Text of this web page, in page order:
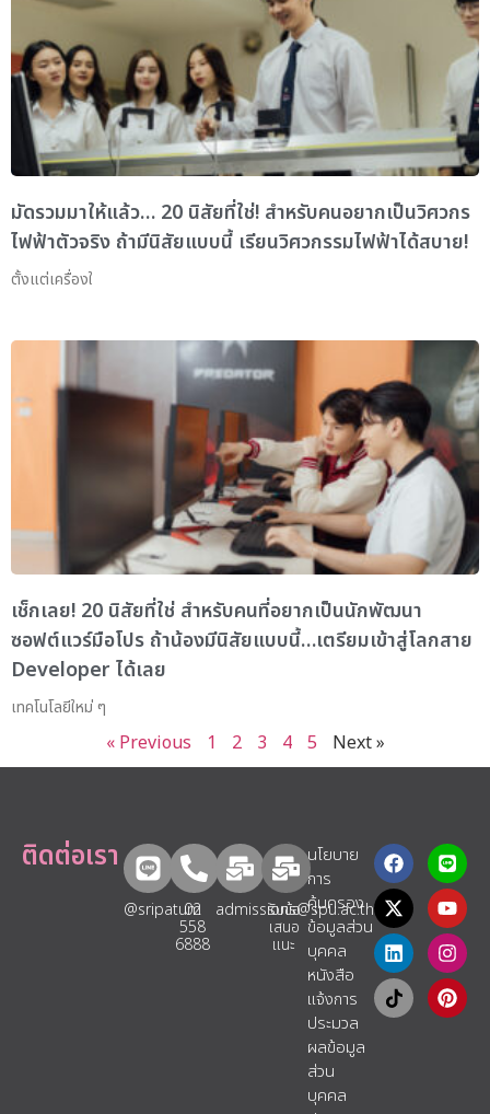
มัดรวมมาให้แล้ว… 20 นิสัยที่ใช่! สำหรับคนอยากเป็นวิศวกร
ไฟฟ้าตัวจริง ถ้ามีนิสัยแบบนี้ เรียนวิศวกรรมไฟฟ้าได้สบาย!
ตั้งแต่เครื่องใ
เช็กเลย! 20 นิสัยที่ใช่ สำหรับคนที่อยากเป็นนักพัฒนา
ซอฟต์แวร์มือโปร ถ้าน้องมีนิสัยแบบนี้…เตรียมเข้าสู่โลกสาย
Developer ได้เลย
เทคโนโลยีใหม่ ๆ
« Previous 1 2 3 4 5 Next »
ติดต่อเรา
@sripatum
02
558
6888
admissions@spu.ac.th
รับข้อ
เสนอ
แนะ​
นโยบาย
การ
คุ้มครอง
ข้อมูลส่วน
บุคคล
หนังสือ
แจ้งการ
ประมวล
ผลข้อมูล
ส่วน
บุคคล